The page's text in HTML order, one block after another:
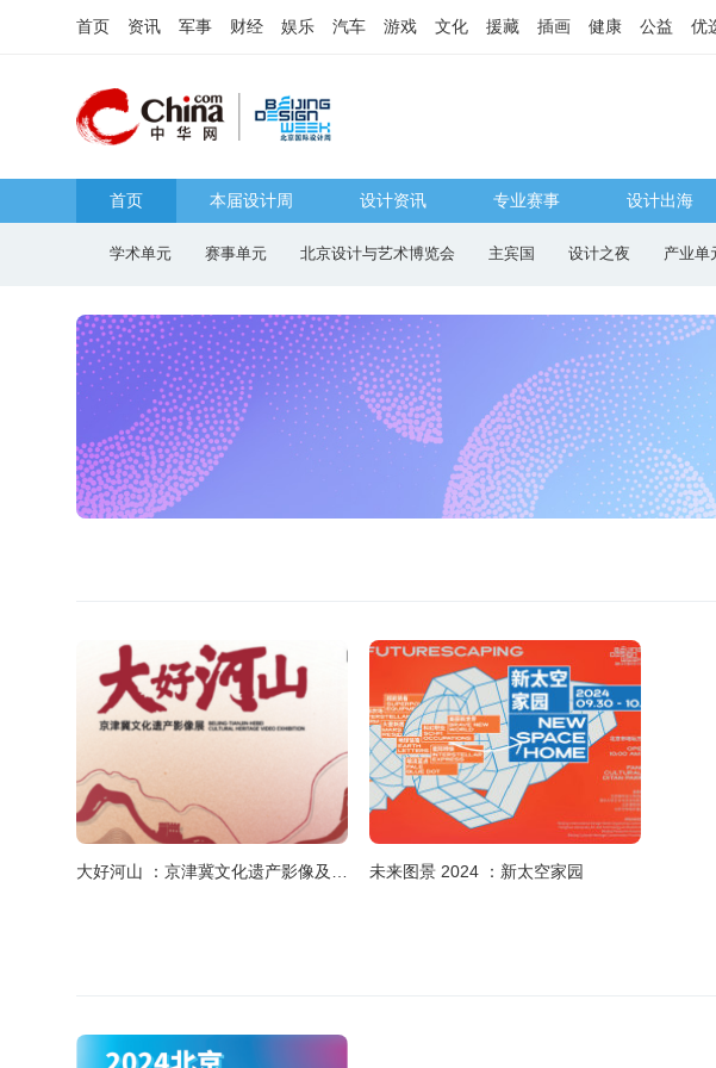
首页 资讯 军事 财经 娱乐 汽车 游戏 文化 援藏 插画 健康 公益 优
北京国际设计周
首页 本届设计周 设计资讯 专业赛事 设计出海
学术单元 赛事单元 北京设计与艺术博览会 主宾国 设计之夜 产业单
未来图景 2024 ：新太空家园